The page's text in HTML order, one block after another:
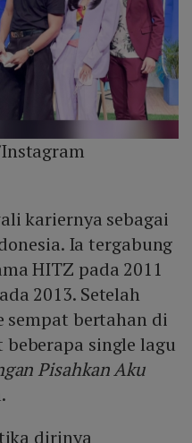
kariernya sebagai
Ia tergabung
HITZ pada 2011
2013. Setelah
sempat bertahan di
single lagu
Pisahkan Aku
dirinya